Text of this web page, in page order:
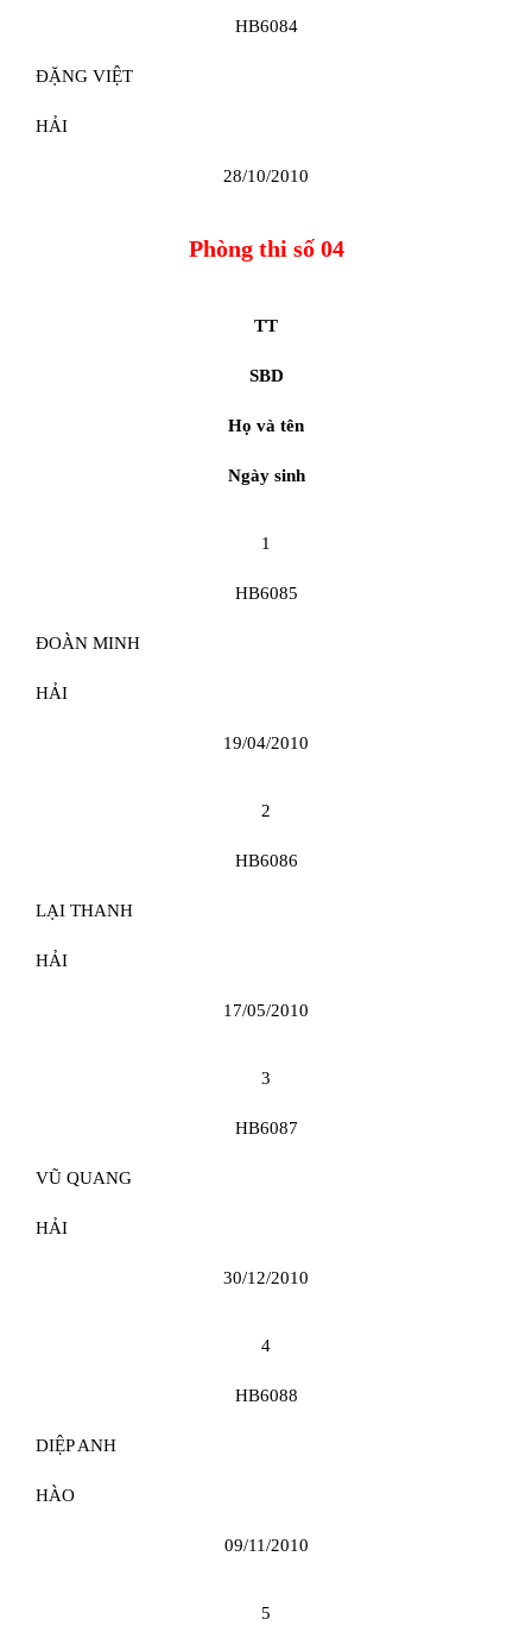
HB6084
ĐẶNG VIỆT
HẢI
28/10/2010
Phòng thi số 04
TT
SBD
Họ và tên
Ngày sinh
1
HB6085
ĐOÀN MINH
HẢI
19/04/2010
2
HB6086
LẠI THANH
HẢI
17/05/2010
3
HB6087
VŨ QUANG
HẢI
30/12/2010
4
HB6088
DIỆP ANH
HÀO
09/11/2010
5